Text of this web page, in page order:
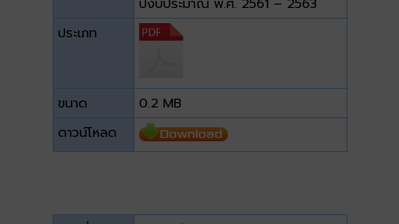
ประเภท
ขนาด
0.2 MB
ดาวน์โหลด